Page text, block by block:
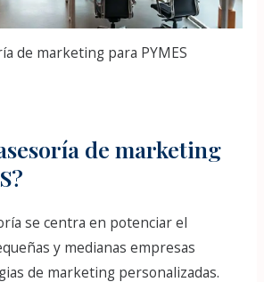
de marketing para PYMES
de marketing
se centra en potenciar el
y medianas empresas
de marketing personalizadas.